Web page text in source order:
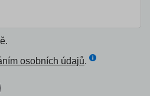
osobních údajů.